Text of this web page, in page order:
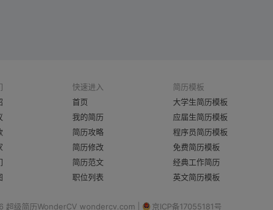
快速进入
首页
我的简历
简历攻略
简历修改
简历范文
职位列表
简历模板
大学生简历模板
应届生简历模板
程序员简历模板
免费简历模板
经典工作简历
英文简历模板
超级简历WonderCV wondercv.com | 京ICP备17055181号